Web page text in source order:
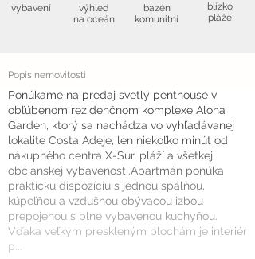
vybavení
výhled
na oceán
bazén
komunitní
blízko
pláže
Popis nemovitosti
Ponúkame na predaj svetlý penthouse v
obľúbenom rezidenčnom komplexe Aloha
Garden, ktorý sa nachádza vo vyhľadávanej
lokalite Costa Adeje, len niekoľko minút od
nákupného centra X-Sur, pláží a všetkej
občianskej vybavenosti.Apartmán ponúka
praktickú dispozíciu s jednou spálňou,
kúpeľňou a vzdušnou obývacou izbou
prepojenou s plne vybavenou kuchyňou.
Vďaka veľkým preskleným plochám je interiér
p...